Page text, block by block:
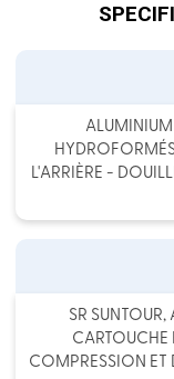
ALUMINIUM
L'ARRIÈRE -
SR
CARTOUCHE
COMPRESSION ET